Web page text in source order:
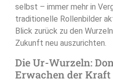
selbst – immer mehr in
traditionelle Rollenbilder
Blick zurück zu den
Zukunft neu auszurichten.
Die Ur-Wurzeln:
Erwachen der Kraft